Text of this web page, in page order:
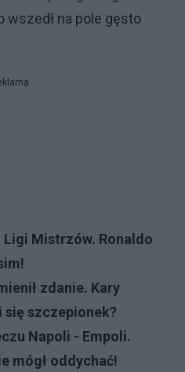
wszedł na pole gęsto
Ligi Mistrzów. Ronaldo
zdanie. Kary
się szczepionek?
Napoli - Empoli.
mógł oddychać!